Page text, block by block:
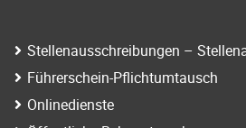
Stellenausschreibungen –
Führerschein-Pflichtumtausch
Onlinedienste